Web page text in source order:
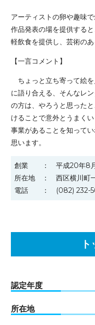
アーティストの卵や趣味
作品発表の場を提供する
軽飲食を提供し、芸術の
【一言コメント】
ちょっと立ち寄って絵
に語り合える、そんなレ
の方は、やろうと思った
けることで意外とうまく
事業があることを知って
思います。
創業
平成20年8
所在地
西区横川町
電話
(082) 232-
認定年度
所在地